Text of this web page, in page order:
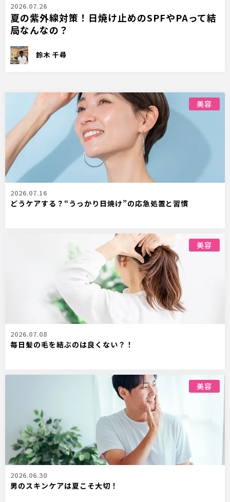
2026.07.26
夏の紫外線対策！日焼け止めのSPFやPAって結
局なんなの？
鈴木 千尋
美容
2026.07.16
どうケアする？“うっかり日焼け”の応急処置と習慣
美容
2026.07.08
毎日髪の毛を結ぶのは良くない？！
美容
2026.06.30
男のスキンケアは夏こそ大切！